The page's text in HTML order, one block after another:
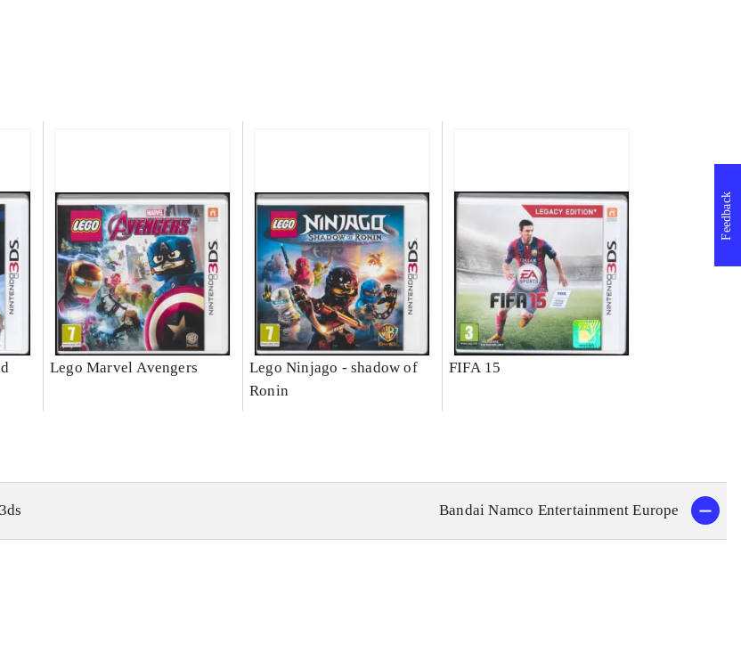
Lego Marvel Avengers
Lego Ninjago - shadow of
Ronin
FIFA 15
Bandai Namco Entertainment Europe
Feedback